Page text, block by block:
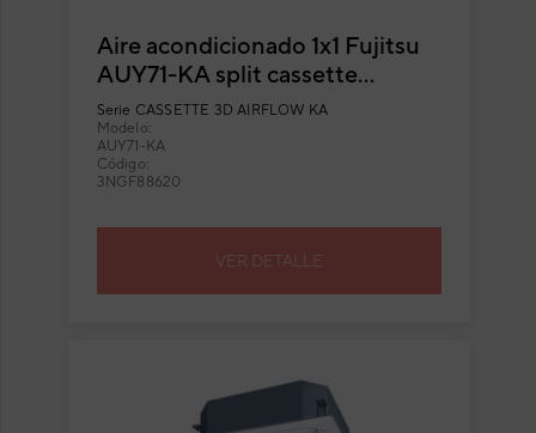
Aire acondicionado 1x1 Fujitsu
AUY71-KA split cassette
Inverter con flujo circular
Serie CASSETTE 3D AIRFLOW KA
Modelo:
AUY71-KA
Código:
3NGF88620
VER DETALLE